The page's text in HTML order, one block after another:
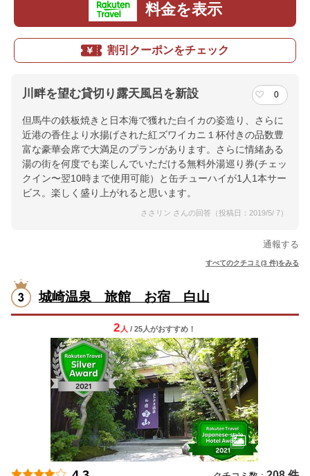
料金を表示
割引クーポンをチェック
川畔を望む貸切り露天風呂を新設 0
但馬牛の鉄板焼きと日本海で獲れた白イカの姿造り、さらに
近港の香住より水揚げされた紅ズワイカニ１杯付きの品数豊
富な豪華会席で大満足のプランがあります。さらに情緒ある
湯の街を何度でも楽しんでいただける無料外湯巡り券(チェッ
クイン〜翌10時まで使用可能）と缶チューハイが1人1本サー
ビス。楽しく盛り上がれると思います。
ささリン さんの回答（投稿日：2019/5/ 7）
通報する
すべてのクチコミ(3 件)をみる
城崎温泉 旅館 お宿 白山
2 人 / 25人がおすすめ！